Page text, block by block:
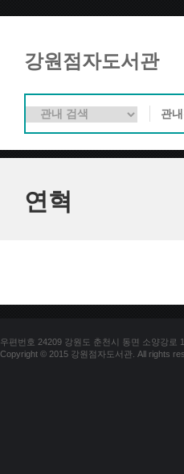
강원점자도서관
연혁
우편번호 24209 강원도 춘천시 동면 소양강로
Copyright © 2015 강원점자도서관. All rights